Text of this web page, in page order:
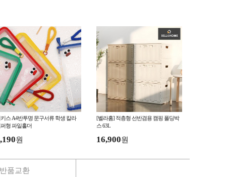
스 A4반투명 문구서류 학생 칼라
형 파일홀더
원
[벨라홈] 적층형 선반겸용 캠핑 폴딩박
스 63L
16,900원
반품교환